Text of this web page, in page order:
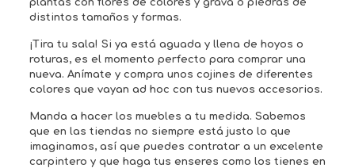
distintos tamaños y formas.
¡Tira tu sala! Si ya está aguada y llena de hoyos o
roturas, es el momento perfecto para comprar una
nueva. Anímate y compra unos cojines de diferentes
colores que vayan ad hoc con tus nuevos accesorios.
Manda a hacer los muebles a tu medida. Sabemos
que en las tiendas no siempre está justo lo que
imaginamos, así que puedes contratar a un excelente
carpintero y que haga tus enseres como los tienes en